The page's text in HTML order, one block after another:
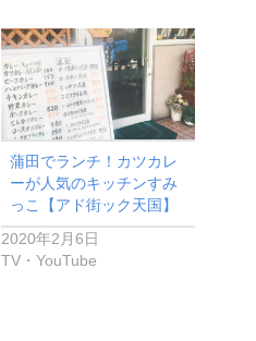
蒲田でランチ！カツカレ
ーが人気のキッチンすみ
っこ【アド街ック天国】
2020年2月6日
TV・YouTube